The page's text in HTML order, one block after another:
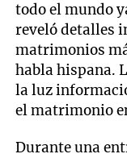
todo el mundo
reveló detalles
matrimonios
habla hispana.
la luz
el matrimonio
Durante una